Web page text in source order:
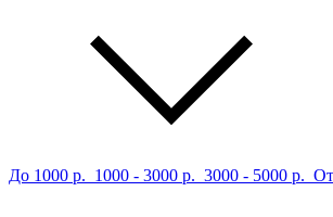
До 1000 р. 1000 - 3000 р. 3000 - 5000 р.